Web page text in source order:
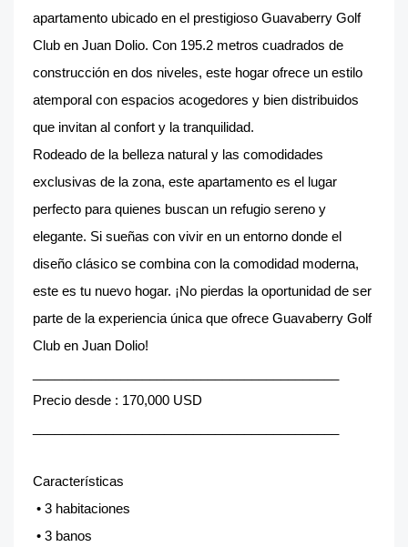
apartamento ubicado en el prestigioso Guavaberry Golf
Club en Juan Dolio. Con 195.2 metros cuadrados de
construcción en dos niveles, este hogar ofrece un estilo
atemporal con espacios acogedores y bien distribuidos
que invitan al confort y la tranquilidad.
Rodeado de la belleza natural y las comodidades
exclusivas de la zona, este apartamento es el lugar
perfecto para quienes buscan un refugio sereno y
elegante. Si sueñas con vivir en un entorno donde el
diseño clásico se combina con la comodidad moderna,
este es tu nuevo hogar. ¡No pierdas la oportunidad de ser
parte de la experiencia única que ofrece Guavaberry Golf
Club en Juan Dolio!
Precio desde : 170,000 USD
Características
• 3 habitaciones
• 3 banos